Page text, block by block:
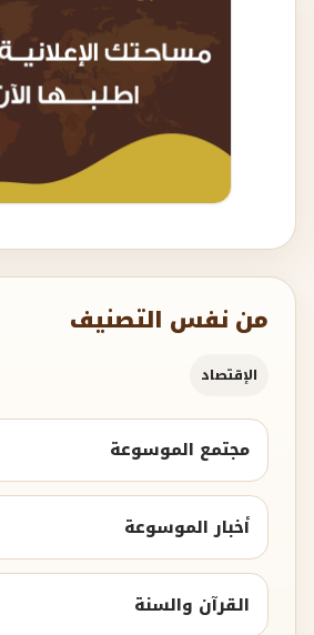
من نفس التصنيف
الإقتصاد
مجتمع الموسوعة
أخبار الموسوعة
القرآن والسنة